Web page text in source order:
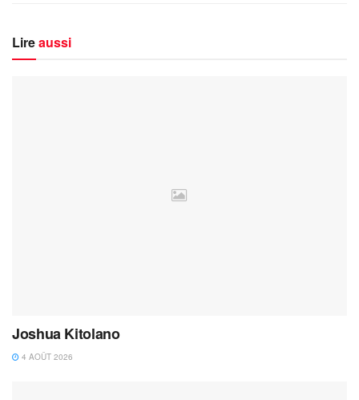
Lireaussi
Joshua Kitolano
4 AOÛT 2026